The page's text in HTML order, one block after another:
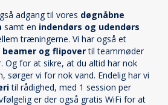
adgang til vores døgnåbne
samt en indendørs og udendørs
træningerne. Vi har også et
beamer og flipovertil teammøder
Og for at sikre, at du altid har nok
vi for nok vand. Endelig har vi
til rådighed, med 1 session per
er der også gratis WiFi for at